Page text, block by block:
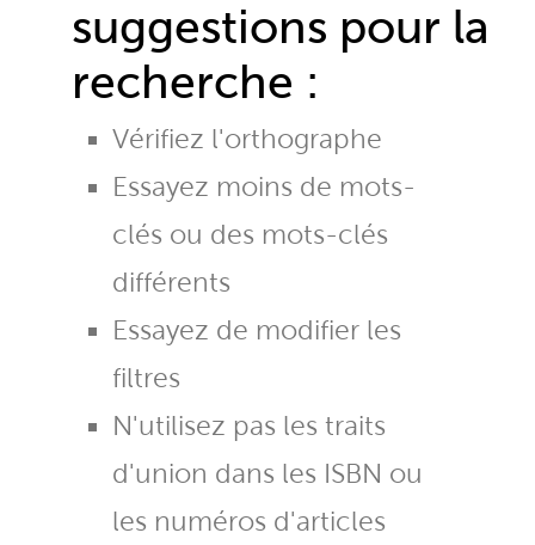
suggestions pour la
recherche :
Vérifiez l'orthographe
Essayez moins de mots-
clés ou des mots-clés
différents
Essayez de modifier les
filtres
N'utilisez pas les traits
d'union dans les ISBN ou
les numéros d'articles